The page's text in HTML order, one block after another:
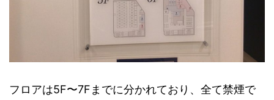
フロアは5F〜7Fまでに分かれており、全て禁煙で